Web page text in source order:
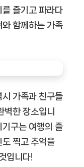
즐기고 파라다
함께하는 가족
시 가족과 친구들
벽한 장소입니
구는 여행의 즐
도 찍고 추억을
입니다!